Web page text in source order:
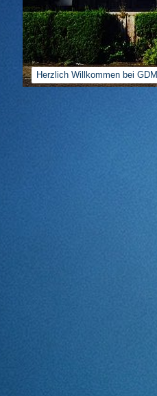
Herzlich Willkommen bei GDM